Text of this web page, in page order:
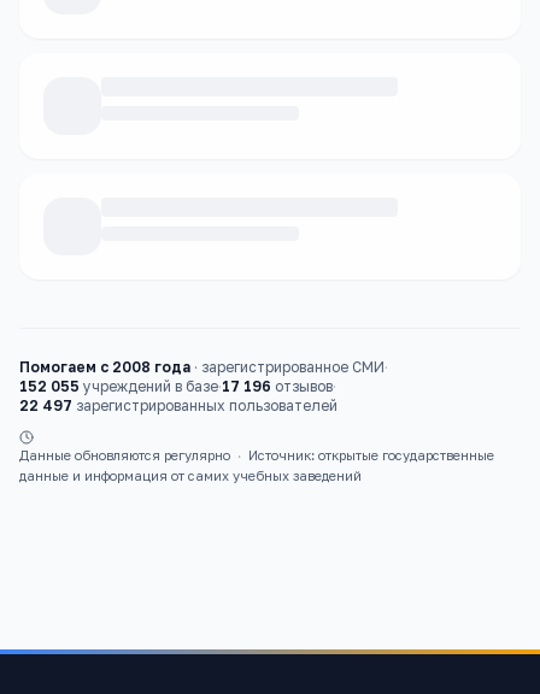
Помогаем с 2008 года · зарегистрированное СМИ·
152 055 учреждений в базе·17 196 отзывов·
22 497 зарегистрированных пользователей
Данные обновляются регулярно ·
Источник: открытые государственные
данные и информация от самих учебных заведений